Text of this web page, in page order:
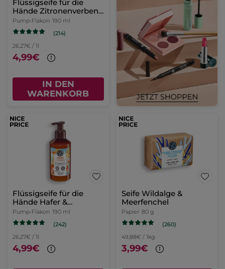
Flüssigseife für die
Hände Zitronenverbene
& Kamillenblüte
Pump-Flakon 190 ml
(214)
26,27€ / 1l
4,99€
IN DEN
WARENKORB
Flüssigseife für die
Hände Hafer &
Buchweizen
Pump-Flakon 190 ml
(242)
26,27€ / 1l
4,99€
Seife Wildalge &
Meerfenchel
Papier 80 g
(260)
49,88€ / 1kg
3,99€